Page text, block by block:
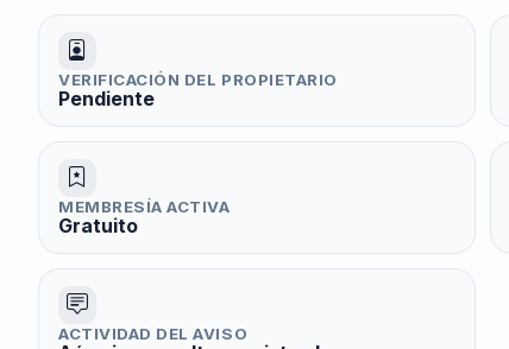
VERIFICACIÓN DEL PROPIETARIO
Pendiente
MEMBRESÍA ACTIVA
Gratuito
ACTIVIDAD DEL AVISO